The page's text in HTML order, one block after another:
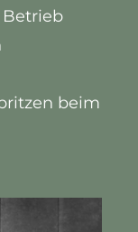
Betrieb
beim